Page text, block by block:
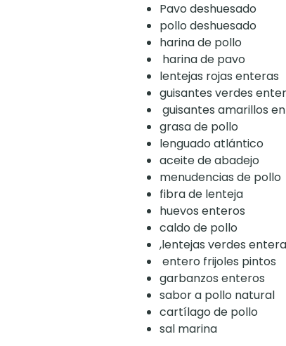
Pavo deshuesado
pollo deshuesado
harina de pollo
harina de pavo
lentejas rojas enteras
guisantes verdes
guisantes amarillos
grasa de pollo
lenguado atlántico
aceite de abadejo
menudencias de pollo
fibra de lenteja
huevos enteros
caldo de pollo
,lentejas verdes
entero frijoles pintos
garbanzos enteros
sabor a pollo natural
cartílago de pollo
sal marina